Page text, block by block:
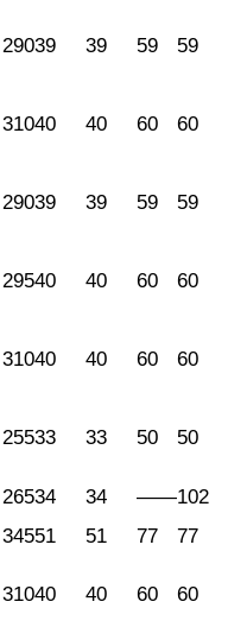
29039 39 59 59
31040 40 60 60
29039 39 59 59
29540 40 60 60
31040 40 60 60
25533 33 50 50
26534 34 ——102
34551 51 77 77
31040 40 60 60